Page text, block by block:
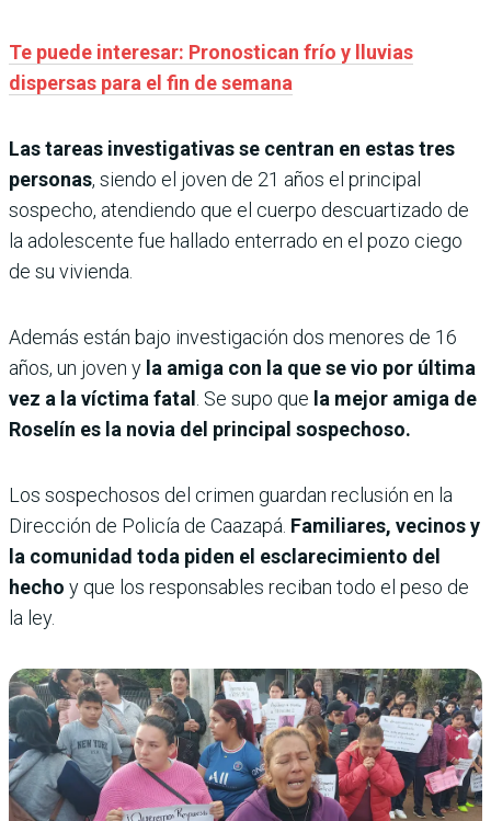
Te puede interesar: Pronostican frío y lluvias
dispersas para el fin de semana
Las tareas investigativas se centran en estas tres
personas, siendo el joven de 21 años el principal
sospecho, atendiendo que el cuerpo descuartizado de
la adolescente fue hallado enterrado en el pozo ciego
de su vivienda.
Además están bajo investigación dos menores de 16
años, un joven y la amiga con la que se vio por última
vez a la víctima fatal . Se supo que la mejor amiga de
Roselín es la novia del principal sospechoso.
Los sospechosos del crimen guardan reclusión en la
Dirección de Policía de Caazapá. Familiares, vecinos y
la comunidad toda piden el esclarecimiento del
hecho y que los responsables reciban todo el peso de
la ley.